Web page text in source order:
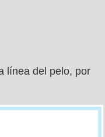
línea del pelo, por